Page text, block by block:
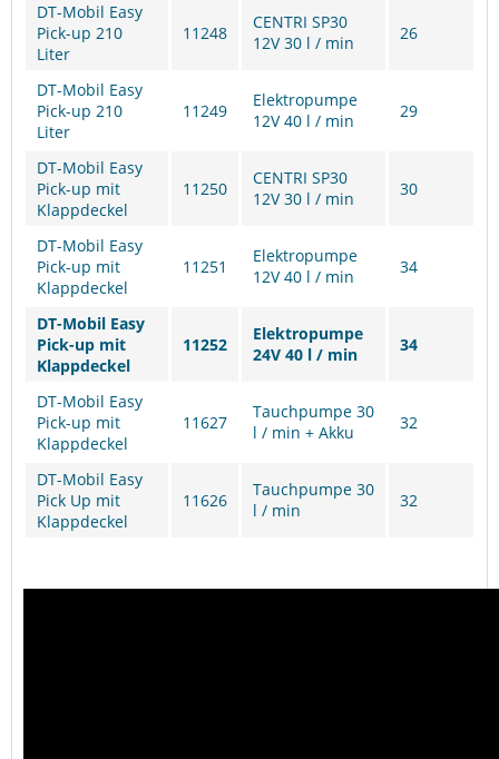
DT-Mobil Easy
Pick-up 210
Liter
11248
CENTRI SP30
12V 30 l / min
26
DT-Mobil Easy
Pick-up 210
Liter
11249
Elektropumpe
12V 40 l / min
29
DT-Mobil Easy
Pick-up mit
Klappdeckel
11250
CENTRI SP30
12V 30 l / min
30
DT-Mobil Easy
Pick-up mit
Klappdeckel
11251
Elektropumpe
12V 40 l / min
34
DT-Mobil Easy
Pick-up mit
Klappdeckel
11252
Elektropumpe
24V 40 l / min
34
DT-Mobil Easy
Pick-up mit
Klappdeckel
11627
Tauchpumpe 30
l / min + Akku
32
DT-Mobil Easy
Pick Up mit
Klappdeckel
11626
Tauchpumpe 30
l / min
32